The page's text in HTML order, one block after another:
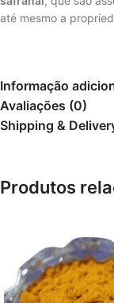
até mesmo a
Informação
Avaliações (0)
Shipping &
Produtos